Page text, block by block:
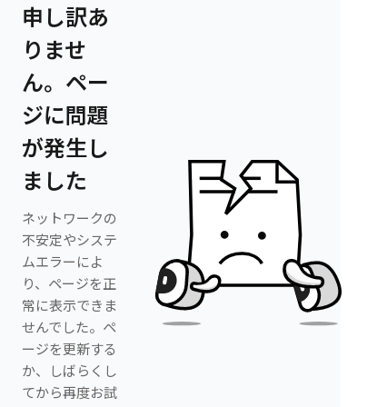
申し訳あ
りませ
ん。ペー
ジに問題
が発生し
ました
ネットワークの
不安定やシステ
ムエラーによ
り、ページを正
常に表示できま
せんでした。ペ
ージを更新する
か、しばらくし
てから再度お試